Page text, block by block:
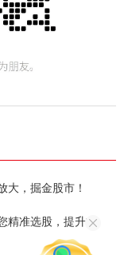
大，掘金股市！
精准选股，提升收